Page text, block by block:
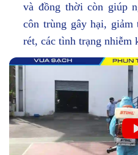
và đồng thời còn giúp
côn trùng gây hại, giảm
rét, các tình trạng nhiễm